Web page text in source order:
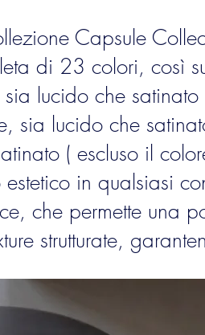
Capsule
di 23 colori, così
lucido che satinato
sia lucido che
( escluso il
in qualsiasi
che permette una
strutturate,